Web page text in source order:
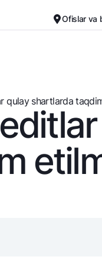
Kartalar
Bepul
Premial
Sayohatchiga
Ofislar va
qora versiya
Ovozni yoqish
qulay shartlarda